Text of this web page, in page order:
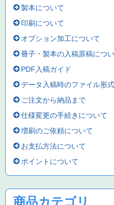
製本について
印刷について
オプション加工について
冊子・製本の入稿原稿につ
PDF入稿ガイド
データ入稿時のファイル形
ご注文から納品まで
仕様変更の手続きについて
増刷のご依頼について
お支払方法について
ポイントについて
商品カテゴリ